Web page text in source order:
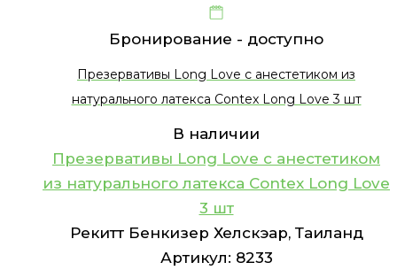
Бронирование - доступно
Презервативы Long Love с анестетиком из
натурального латекса Contex Long Love 3 шт
В наличии
Презервативы Long Love с анестетиком
из натурального латекса Contex Long Love
3 шт
Рекитт Бенкизер Хелскэар, Таиланд
Артикул: 8233